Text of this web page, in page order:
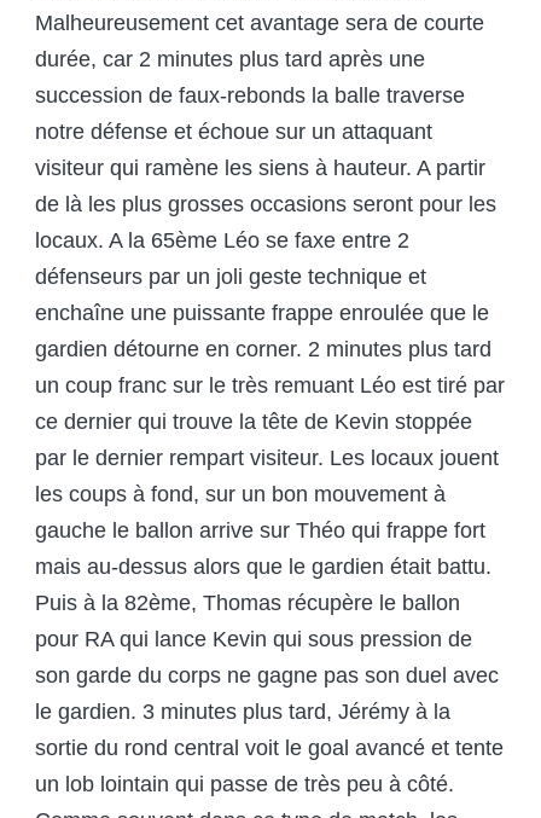
Malheureusement cet avantage sera de courte
durée, car 2 minutes plus tard après une
succession de faux-rebonds la balle traverse
notre défense et échoue sur un attaquant
visiteur qui ramène les siens à hauteur. A partir
de là les plus grosses occasions seront pour les
locaux. A la 65ème Léo se faxe entre 2
défenseurs par un joli geste technique et
enchaîne une puissante frappe enroulée que le
gardien détourne en corner. 2 minutes plus tard
un coup franc sur le très remuant Léo est tiré par
ce dernier qui trouve la tête de Kevin stoppée
par le dernier rempart visiteur. Les locaux jouent
les coups à fond, sur un bon mouvement à
gauche le ballon arrive sur Théo qui frappe fort
mais au-dessus alors que le gardien était battu.
Puis à la 82ème, Thomas récupère le ballon
pour RA qui lance Kevin qui sous pression de
son garde du corps ne gagne pas son duel avec
le gardien. 3 minutes plus tard, Jérémy à la
sortie du rond central voit le goal avancé et tente
un lob lointain qui passe de très peu à côté.